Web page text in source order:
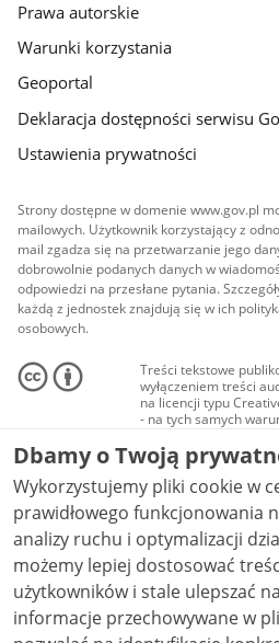
Prawa autorskie
Warunki korzystania
Geoportal
Deklaracja dostępności serwisu
Ustawienia prywatności
Strony dostępne w domenie www.gov.pl
mailowych. Użytkownik korzystający z
mail zgadza się na przetwarzanie jego
dobrowolnie podanych danych w
odpowiedzi na przesłane pytania.
każdą z jednostek znajdują się w ich
osobowych.
Treści tekstowe
wyłączeniem treści
na licencji typu
- na tych samych
Materiały
audio i wideo, są
Creative Commons:
niekomercyjne - bez
NC-ND 4.0), o ile nie
Dbamy o Twoją
Wykorzystujemy pliki cookie w
prawidłowego funkcjonowania
analizy ruchu i optymalizacji działania
możemy lepiej dostosować
użytkowników i stale ulepszać nasze
informacje przechowywane w